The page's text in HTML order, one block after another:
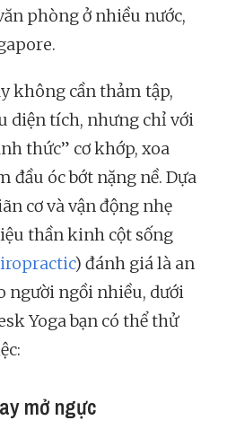
phòng ở nhiều nước,
không cần thảm tập,
diện tích, nhưng chỉ với
thức” cơ khớp, xoa
đầu óc bớt nặng nề. Dựa
cơ và vận động nhẹ
thần kinh cột sống
) đánh giá là an
người ngồi nhiều, dưới
Yoga bạn có thể thử
mở ngực